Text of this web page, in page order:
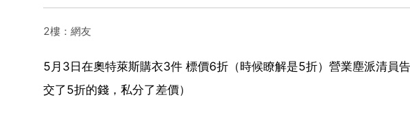
2樓：網友
5月3日在奧特萊斯購衣3件 標價6折（時候瞭解是5折）營業塵派清員
交了5折的錢，私分了差價）